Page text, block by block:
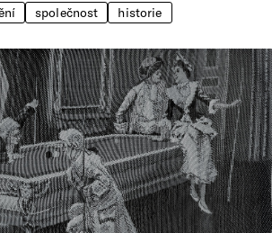
společnost historie